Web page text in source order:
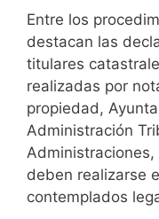
Entre los
destacan las
titulares
realizadas por
propiedad,
Administración
deben realizarse
contemplados